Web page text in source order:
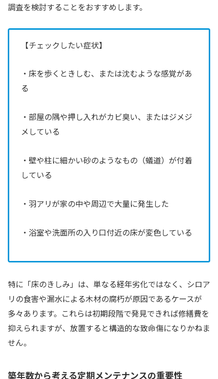
調査を検討することをおすすめします。
【チェックしたい症状】
・床を歩くときしむ、または沈むような感覚があ
る
・部屋の隅や押し入れがカビ臭い、またはジメジ
メしている
・壁や柱に細かい砂のようなもの（蟻道）が付着
している
・羽アリが家の中や周辺で大量に発生した
・浴室や洗面所の入り口付近の床が変色している
特に「床のきしみ」は、単なる経年劣化ではなく、シロア
リの食害や漏水による木材の腐朽が原因であるケースが
多々あります。これらは初期段階で発見できれば修繕費を
抑えられますが、放置すると構造的な致命傷になりかねま
せん。
築年数から考える定期メンテナンスの重要性